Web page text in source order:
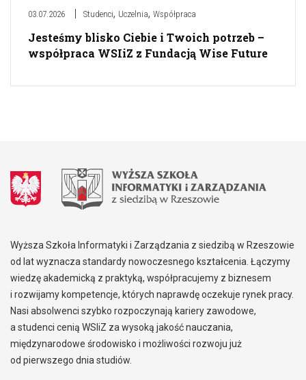
03.07.2026 Studenci, Uczelnia, Współpraca
Jesteśmy blisko Ciebie i Twoich potrzeb –
współpraca WSIiZ z Fundacją Wise Future
Wyższa Szkoła Informatyki i Zarządzania z siedzibą w Rzeszowie
od lat wyznacza standardy nowoczesnego kształcenia. Łączymy
wiedzę akademicką z praktyką, współpracujemy z biznesem
i rozwijamy kompetencje, których naprawdę oczekuje rynek pracy.
Nasi absolwenci szybko rozpoczynają kariery zawodowe,
a studenci cenią WSIiZ za wysoką jakość nauczania,
międzynarodowe środowisko i możliwości rozwoju już
od pierwszego dnia studiów.